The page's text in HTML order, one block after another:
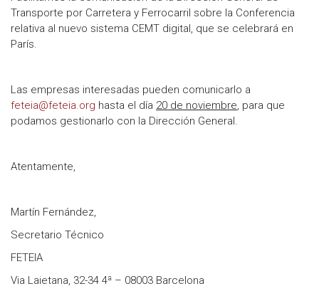
Transporte por Carretera y Ferrocarril sobre la Conferencia
relativa al nuevo sistema CEMT digital, que se celebrará en
París.
Las empresas interesadas pueden comunicarlo a
feteia@feteia.org hasta el día 20 de noviembre, para que
podamos gestionarlo con la Dirección General.
Atentamente,
Martín Fernández,
Secretario Técnico
FETEIA
Via Laietana, 32-34 4ª – 08003 Barcelona